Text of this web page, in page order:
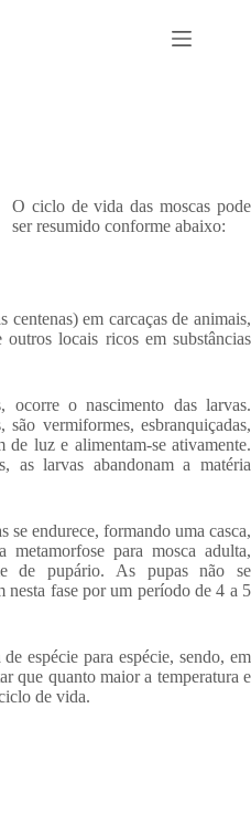
O ciclo de vida das moscas pode
ser resumido conforme abaixo:
centenas) em carcaças de animais,
locais ricos em substâncias
ocorre o nascimento das larvas.
são vermiformes, esbranquiçadas,
de luz e alimentam-se ativamente.
larvas abandonam a matéria
se endurece, formando uma casca,
para mosca adulta,
de pupário. As pupas não se
nesta fase por um período de 4 a 5
espécie para espécie, sendo, em
que quanto maior a temperatura e
de vida.